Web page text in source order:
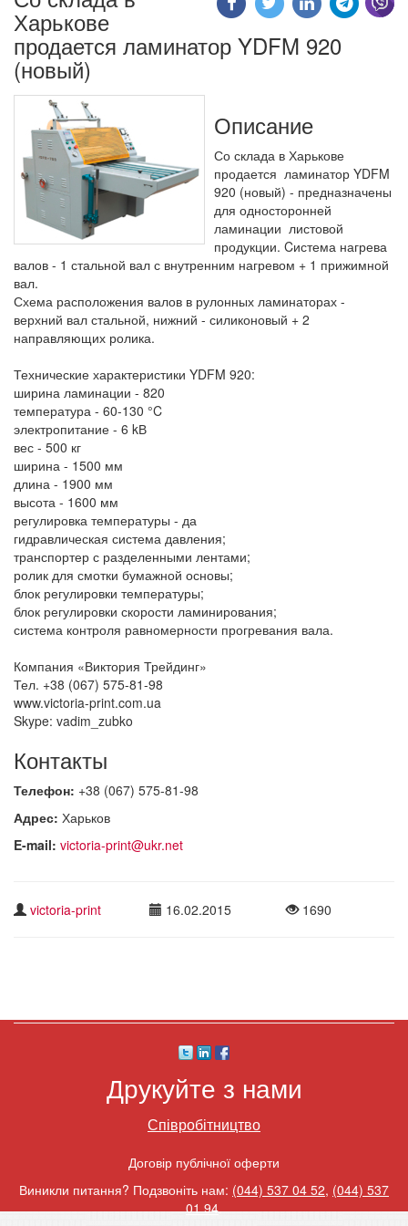
Харькове
продается ламинатор YDFM 920
(новый)
Описание
Со склада в Харькове
продается ламинатор YDFM
920 (новый) - предназначены
для односторонней
ламинации листовой
продукции. Cистема нагрева
валов - 1 стальной вал с внутренним нагревом + 1 прижимной
вал.
Схема расположения валов в рулонных ламинаторах -
верхний вал стальной, нижний - силиконовый + 2
направляющих ролика.
Технические характеристики YDFM 920:
ширина ламинации - 820
температура - 60-130 °C
электропитание - 6 kВ
вес - 500 кг
ширина - 1500 мм
длина - 1900 мм
высота - 1600 мм
регулировка температуры - да
гидравлическая система давления;
транспортер с разделенными лентами;
ролик для смотки бумажной основы;
блок регулировки температуры;
блок регулировки скорости ламинирования;
система контроля равномерности прогревания вала.
Компания «Виктория Трейдинг»
Тел. +38 (067) 575-81-98
www.victoria-print.com.ua
Skype: vadim_zubko
Контакты
Телефон: +38 (067) 575-81-98
Адрес: Харьков
E-mail: victoria-print@ukr.net
victoria-print 16.02.2015 1690
Друкуйте з нами
Співробітництво
Договір публічної оферти
Виникли питання? Подзвоніть нам: (044) 537 04 52, (044) 537
01 94.